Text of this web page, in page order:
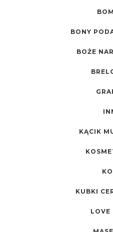
BONY
BOŻE
KĄCIK
KUBKI
LOVE